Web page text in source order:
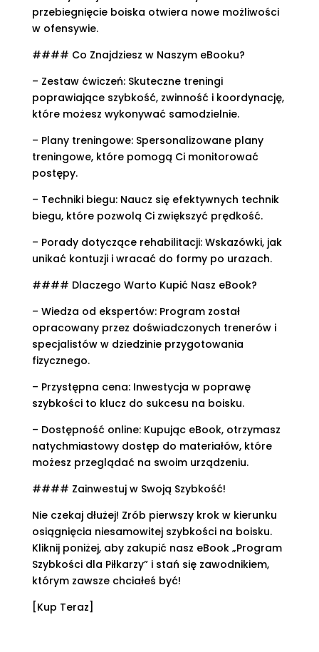
przebiegnięcie boiska otwiera nowe możliwości
w ofensywie.
#### Co Znajdziesz w Naszym eBooku?
– Zestaw ćwiczeń: Skuteczne treningi
poprawiające szybkość, zwinność i koordynację,
które możesz wykonywać samodzielnie.
– Plany treningowe: Spersonalizowane plany
treningowe, które pomogą Ci monitorować
postępy.
– Techniki biegu: Naucz się efektywnych technik
biegu, które pozwolą Ci zwiększyć prędkość.
– Porady dotyczące rehabilitacji: Wskazówki, jak
unikać kontuzji i wracać do formy po urazach.
#### Dlaczego Warto Kupić Nasz eBook?
– Wiedza od ekspertów: Program został
opracowany przez doświadczonych trenerów i
specjalistów w dziedzinie przygotowania
fizycznego.
– Przystępna cena: Inwestycja w poprawę
szybkości to klucz do sukcesu na boisku.
– Dostępność online: Kupując eBook, otrzymasz
natychmiastowy dostęp do materiałów, które
możesz przeglądać na swoim urządzeniu.
#### Zainwestuj w Swoją Szybkość!
Nie czekaj dłużej! Zrób pierwszy krok w kierunku
osiągnięcia niesamowitej szybkości na boisku.
Kliknij poniżej, aby zakupić nasz eBook „Program
Szybkości dla Piłkarzy” i stań się zawodnikiem,
którym zawsze chciałeś być!
[Kup Teraz]